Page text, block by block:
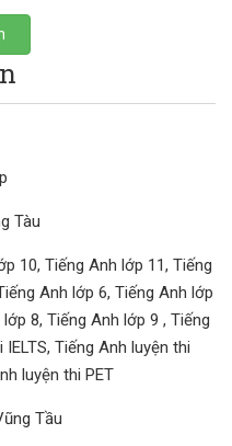
Tàu
10, Tiếng Anh lớp 11, Tiếng
Anh lớp 6, Tiếng Anh lớp
lớp 8, Tiếng Anh lớp 9 , Tiếng
Tiếng Anh luyện thi
luyện thi PET
Tầu